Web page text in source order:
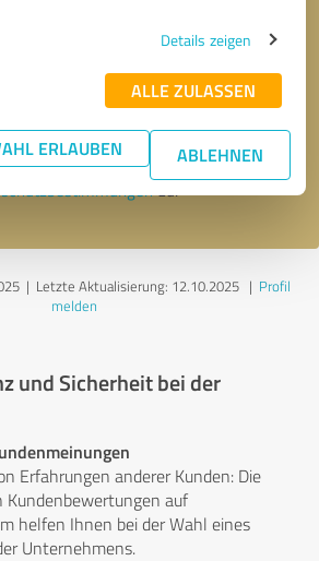
Details zeigen
ALLE ZULASSEN
ERLAUBEN ABLEHNEN
* Erforderliche Angaben
Nachricht senden
zu.
| Letzte Aktualisierung: 12.10.2025| Profil
melden
und Sicherheit bei der
Erfahrungen anderer Kunden: Die
auf
helfen Ihnen bei der Wahl eines
Unternehmens.